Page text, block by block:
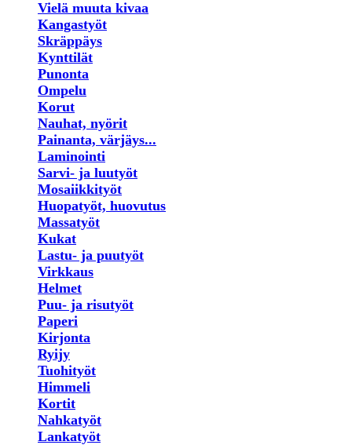
Vielä muuta kivaa
Kangastyöt
Skräppäys
Kynttilät
Punonta
Ompelu
Korut
Nauhat, nyörit
Painanta, värjäys...
Laminointi
Sarvi- ja luutyöt
Mosaiikkityöt
Huopatyöt, huovutus
Massatyöt
Kukat
Lastu- ja puutyöt
Virkkaus
Helmet
Puu- ja risutyöt
Paperi
Kirjonta
Ryijy
Tuohityöt
Himmeli
Kortit
Nahkatyöt
Lankatyöt